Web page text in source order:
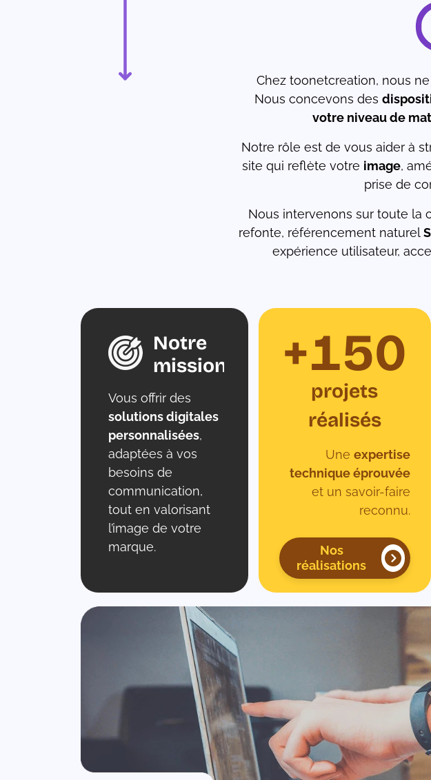
Chez toonetcreation, nous
Nous concevons des
votre niveau de
Notre rôle est de vous aider à
site qui reflète votre image,
prise de
Nous intervenons sur toute la
refonte, référencement naturel
expérience utilisateur,
Notre
mission
Vous offrir des
solutions digitales
personnalisées,
adaptées à vos
besoins de
communication,
tout en valorisant
l’image de votre
marque.
150
projets
réalisés
Uneexpertise
technique éprouvée
et un savoir-faire
reconnu.
Nos
réalisations